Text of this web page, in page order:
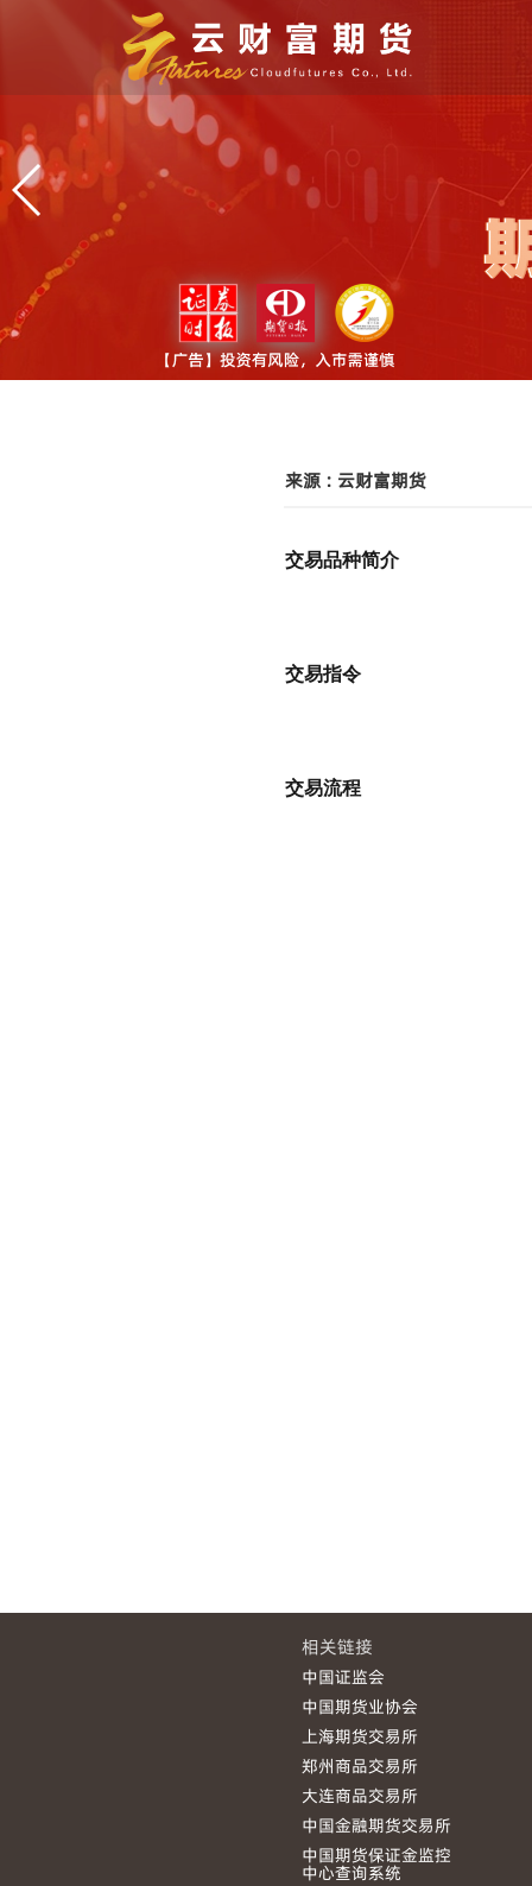
来源 : 云财富期货
交易品种简介
交易指令
交易流程
相关链接
中国证监会
中国期货业协会
上海期货交易所
郑州商品交易所
大连商品交易所
中国金融期货交易所
中国期货保证金监控
中心查询系统